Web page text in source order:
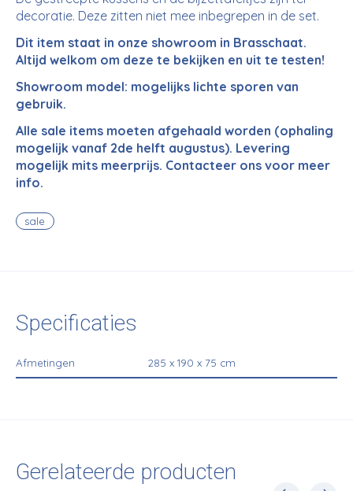
decoratie. Deze zitten niet mee inbegrepen in de set.
Dit item staat in onze showroom in Brasschaat.
Altijd welkom om deze te bekijken en uit te testen!
Showroom model: mogelijks lichte sporen van
gebruik.
Alle sale items moeten afgehaald worden (ophaling
mogelijk vanaf 2de helft augustus). Levering
mogelijk mits meerprijs. Contacteer ons voor meer
info.
sale
Specificaties
Afmetingen 285 x 190 x 75 cm
Gerelateerde producten